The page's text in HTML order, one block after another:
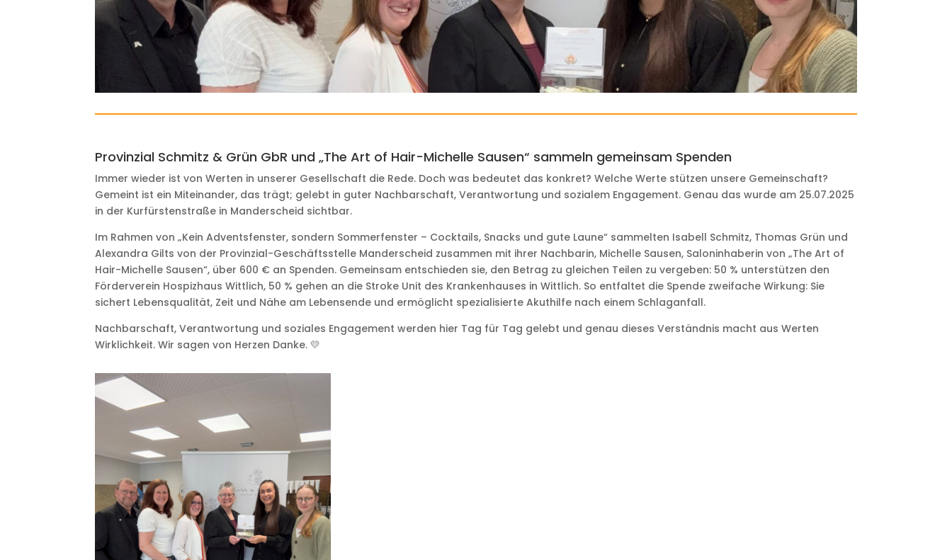
Provinzial Schmitz & Grün GbR und „The Art of Hair-Michelle Sausen“ sammeln gemeinsam Spenden
Immer wieder ist von Werten in unserer Gesellschaft die Rede. Doch was bedeutet das konkret? Welche Werte stützen unsere Gemeinschaft?
Gemeint ist ein Miteinander, das trägt; gelebt in guter Nachbarschaft, Verantwortung und sozialem Engagement. Genau das wurde am 25.07.2025
in der Kurfürstenstraße in Manderscheid sichtbar.
Im Rahmen von „Kein Adventsfenster, sondern Sommerfenster – Cocktails, Snacks und gute Laune“ sammelten Isabell Schmitz, Thomas Grün und
Alexandra Gilts von der Provinzial-Geschäftsstelle Manderscheid zusammen mit ihrer Nachbarin, Michelle Sausen, Saloninhaberin von „The Art of
Hair-Michelle Sausen“, über 600 € an Spenden. Gemeinsam entschieden sie, den Betrag zu gleichen Teilen zu vergeben: 50 % unterstützen den
Förderverein Hospizhaus Wittlich, 50 % gehen an die Stroke Unit des Krankenhauses in Wittlich. So entfaltet die Spende zweifache Wirkung: Sie
sichert Lebensqualität, Zeit und Nähe am Lebensende und ermöglicht spezialisierte Akuthilfe nach einem Schlaganfall.
Nachbarschaft, Verantwortung und soziales Engagement werden hier Tag für Tag gelebt und genau dieses Verständnis macht aus Werten
Wirklichkeit. Wir sagen von Herzen Danke. 💛